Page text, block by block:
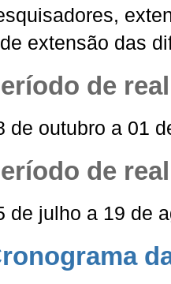
extensão das
de
de outubro a 01
de
de julho a 19 de